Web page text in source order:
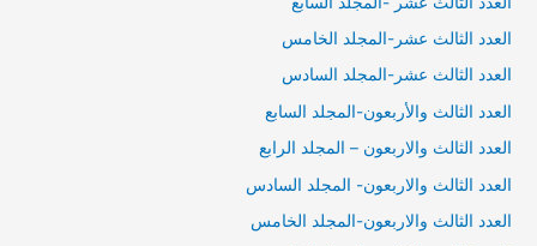
العدد الثالث عشر-المجلد الخامس
العدد الثالث عشر-المجلد السادس
العدد الثالث والأربعون-المجلد السابع
العدد الثالث والاربعون – المجلد الرابع
العدد الثالث والاربعون- المجلد السادس
العدد الثالث والاربعون-المجلد الخامس